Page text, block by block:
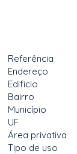
Referência
Endereço
Edificio
Bairro
Município
UF
Área privativa
Tipo de uso